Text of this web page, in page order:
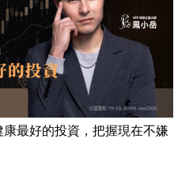
最好的投資，把握現在不嫌